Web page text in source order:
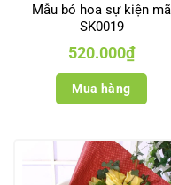
Mẫu bó hoa sự kiện mã
SK0019
520.000₫
Mua hàng